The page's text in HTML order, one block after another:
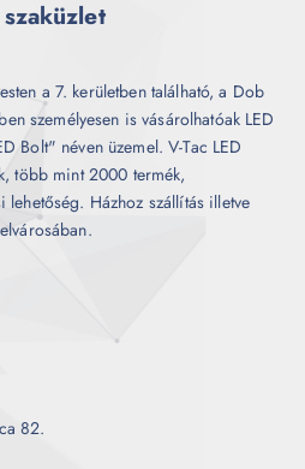
a 7. kerületben található, a Dob
személyesen is vásárolhatóak LED
Bolt" néven üzemel. V-Tac LED
több mint 2000 termék,
lehetőség. Házhoz szállítás illetve
82.